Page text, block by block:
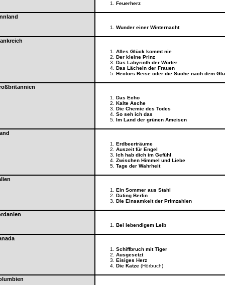
Feuerherz
Wunder einer Winternacht
Alles Glück kommt nie
Der kleine Prinz
Das Labyrinth der Wörter
Das Lächeln der Frauen
Hectors Reise oder die Suche nach dem
Das Echo
Kalte Asche
Die Chemie des Todes
So seh ich das
Im Land der grünen Ameisen
Erdbeerträume
Auszeit für Engel
Ich hab dich im Gefühl
Zwischen Himmel und Liebe
Tage der Wahrheit
Ein Sommer aus Stahl
Dating Berlin
Die Einsamkeit der Primzahlen
Bei lebendigem Leib
Schiffbruch mit Tiger
Ausgesetzt
Eisiges Herz
Die Katze(Hörbuch)